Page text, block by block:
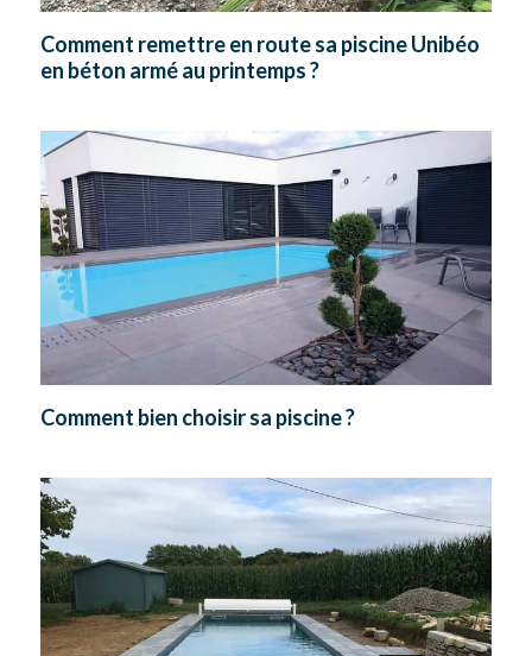
Comment remettre en route sa piscine Unibéo
en béton armé au printemps ?
Comment bien choisir sa piscine ?